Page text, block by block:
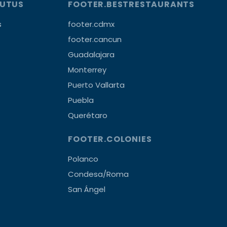
FOOTER.BESTRESTAURANTS
footer.cdmx
footer.cancun
Guadalajara
Monterrey
Puerto Vallarta
Puebla
Querétaro
FOOTER.COLONIES
Polanco
Condesa/Roma
San Ángel